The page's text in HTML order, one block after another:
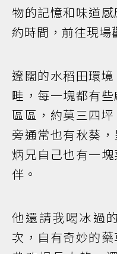
物的記憶和味道
約時間，前往現場
遼闊的水稻田環
畦，每一塊都有
區區，約莫三四
旁通常也有秋葵
炳兄自己也有一
伴。
他還請我喝冰過
次，自有奇妙的